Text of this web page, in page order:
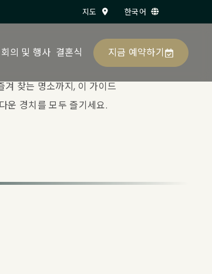
지도 한국어
회의 및 행사 결혼식 지금 예약하기
찾는 명소까지, 이 가이드
운 경치를 모두 즐기세요.